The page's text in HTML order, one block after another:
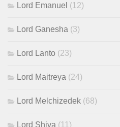
Lord Emanuel (12)
Lord Ganesha (3)
Lord Lanto (23)
Lord Maitreya (24)
Lord Melchizedek (68)
Lord Shiva (11)